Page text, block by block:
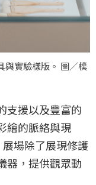
與實驗樣版。 圖／樸
支援以及豐富的
繪的脈絡與現
場除了展現修護
器，提供觀眾動